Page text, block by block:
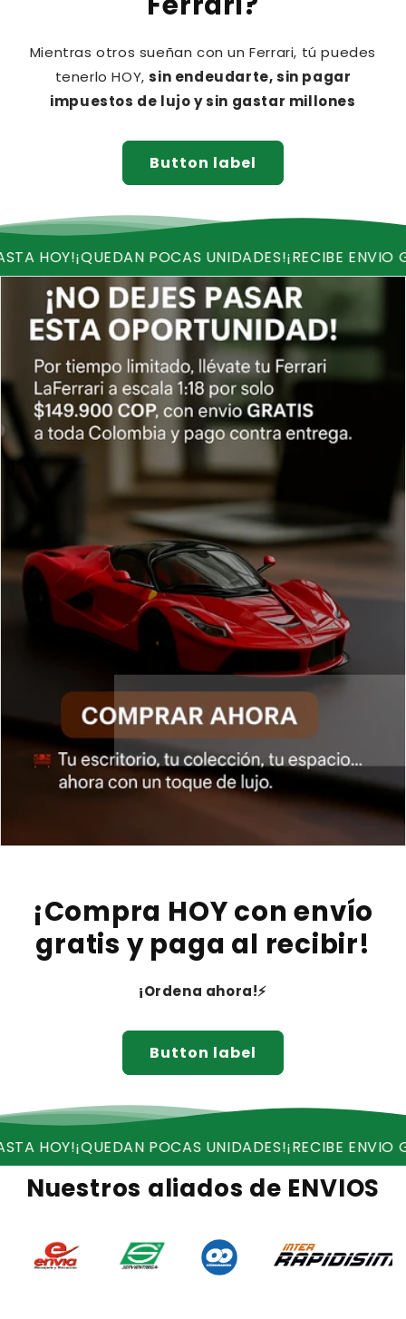
Mientras otros sueñan con un Ferrari, tú puedes
tenerlo HOY,sin endeudarte, sin pagar
impuestos de lujo y sin gastar millones
Button label
POCAS UNIDADES! ¡RECIBE ENVIO GRATIS!
¡Compra HOY con envío
gratis y paga al recibir!
¡Ordena ahora!⚡
Button label
POCAS UNIDADES! ¡RECIBE ENVIO GRATIS!
Nuestros aliados de ENVIOS